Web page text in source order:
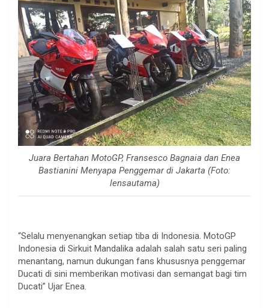
Juara Bertahan MotoGP, Fransesco Bagnaia dan Enea
Bastianini Menyapa Penggemar di Jakarta (Foto:
lensautama)
“Selalu menyenangkan setiap tiba di Indonesia. MotoGP
Indonesia di Sirkuit Mandalika adalah salah satu seri paling
menantang, namun dukungan fans khususnya penggemar
Ducati di sini memberikan motivasi dan semangat bagi tim
Ducati” Ujar Enea.